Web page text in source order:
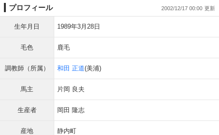
プロフィール 2002/12/17 00:00
生年月日 1989年3月28日
毛色 鹿毛
調教師（所属） 和田 正道(美浦)
馬主 片岡 良夫
生産者 岡田 隆志
産地 静内町